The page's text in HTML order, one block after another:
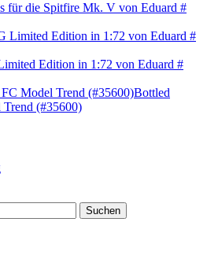
für die Spitfire Mk. V von Eduard #
Edition in 1:72 von Eduard #
Bottled
(#35600)
Suchen